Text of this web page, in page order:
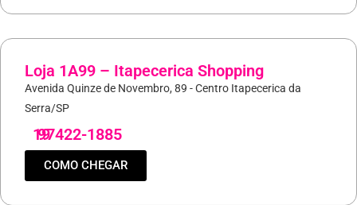
Loja 1A99 – Itapecerica Shopping
Avenida Quinze de Novembro, 89 - Centro Itapecerica da
Serra/SP
19
97422-1885
COMO CHEGAR